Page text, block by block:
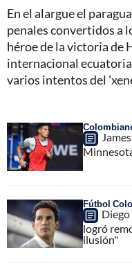
En el alargue el
penales convertidos a
héroe de la victoria de
internacional
varios intentos del
Fútbol
logró
ilusión"